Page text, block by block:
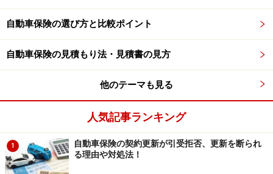
自動車保険の選び方と比較ポイント
自動車保険の見積もり法・見積書の見方
他のテーマも見る
人気記事ランキング
1
自動車保険の契約更新が引受拒否、更新を断られ
る理由や対処法！